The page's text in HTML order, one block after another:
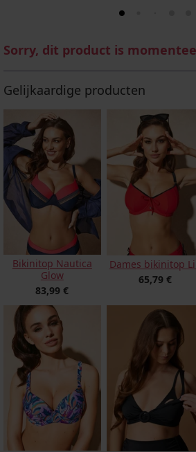
Sorry, dit product is
Gelijkaardige producten
Bikinitop Nautica
Glow
83,99 €
Dames bikinitop
65,79 €